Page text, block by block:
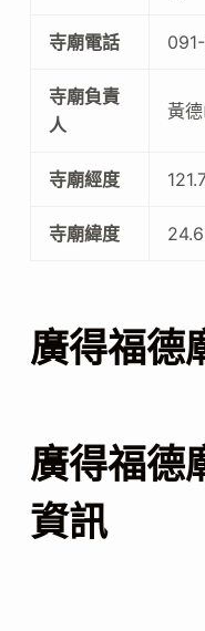
寺廟電話
寺廟負責
人
黃
寺廟經度
寺廟緯度
廣得福德
廣得福德
資訊